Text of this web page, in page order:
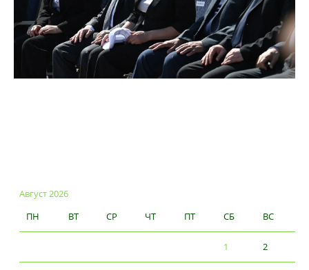
Август 2026
ПН
ВТ СР ЧТ ПТ СБ ВС
1 2